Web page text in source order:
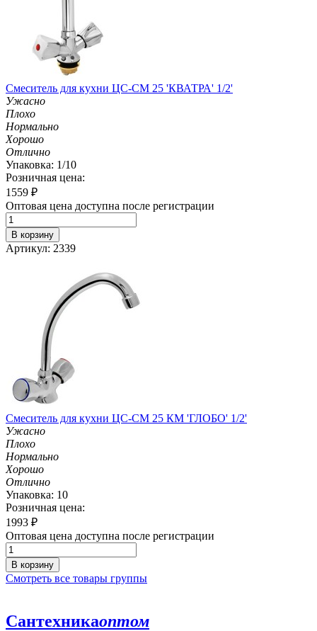
Смеситель для кухни ЦС-СМ 25 'КВАТРА' 1/2'
Ужасно
Плохо
Нормально
Хорошо
Отлично
Упаковка: 1/10
Розничная цена:
1559 ₽
Оптовая цена доступна после регистрации
В корзину
Артикул: 2339
Смеситель для кухни ЦС-СМ 25 КМ 'ГЛОБО' 1/2'
Ужасно
Плохо
Нормально
Хорошо
Отлично
Упаковка: 10
Розничная цена:
1993 ₽
Оптовая цена доступна после регистрации
В корзину
Смотреть все товары группы
Сантехникаоптом